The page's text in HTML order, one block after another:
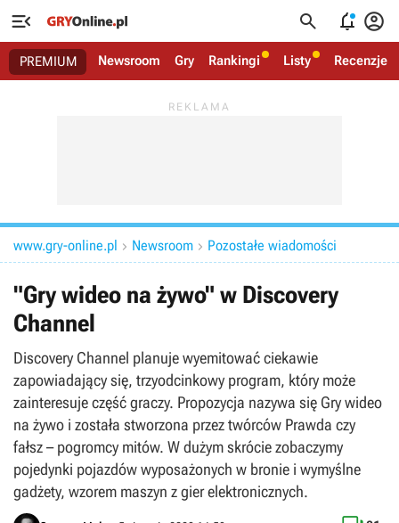
   
PREMIUM Newsroom Gry Rankingi Listy Recenzje
www.gry-online.pl  Newsroom  Pozostałe wiadomości
"Gry wideo na żywo" w Discovery
Channel
Discovery Channel planuje wyemitować ciekawie
zapowiadający się, trzyodcinkowy program, który może
zainteresuje część graczy. Propozycja nazywa się Gry wideo
na żywo i została stworzona przez twórców Prawda czy
fałsz – pogromcy mitów. W dużym skrócie zobaczymy
pojedynki pojazdów wyposażonych w bronie i wymyślne
gadżety, wzorem maszyn z gier elektronicznych.